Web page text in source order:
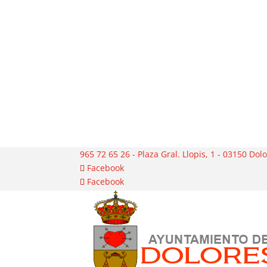
965 72 65 26 - Plaza Gral. Llopis, 1 - 03150
Facebook
Facebook